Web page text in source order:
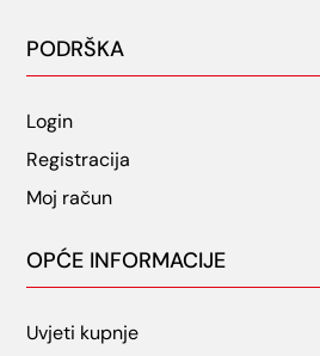
PODRŠKA
Login
Registracija
Moj račun
OPĆE INFORMACIJE
Uvjeti kupnje